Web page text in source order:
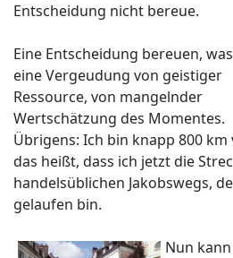
Entscheidung nicht bereue.
Eine Entscheidung bereuen,
eine Vergeudung von geistiger
Ressource, von mangelnder
Wertschätzung des Momentes.
Übrigens: Ich bin knapp 800
das heißt, dass ich jetzt die
handelsüblichen Jakobswegs,
gelaufen bin.
Nun